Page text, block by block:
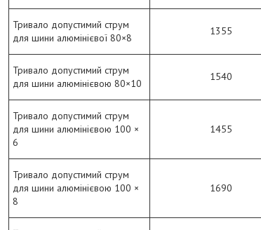
Тривало допустимий струм
для шини алюмінієвої 80×8
1355
Тривало допустимий струм
для шини алюмінієвою 80×10
1540
Тривало допустимий струм
для шини алюмінієвою 100 ×
6
1455
Тривало допустимий струм
для шини алюмінієвою 100 ×
8
1690